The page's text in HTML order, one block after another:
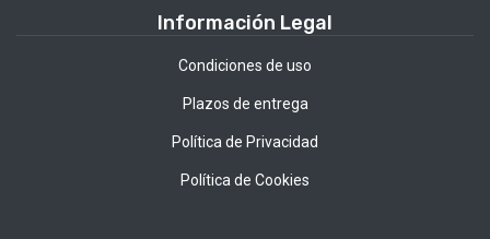
Información Legal
Condiciones de uso
Plazos de entrega
Política de Privacidad
Política de Cookies